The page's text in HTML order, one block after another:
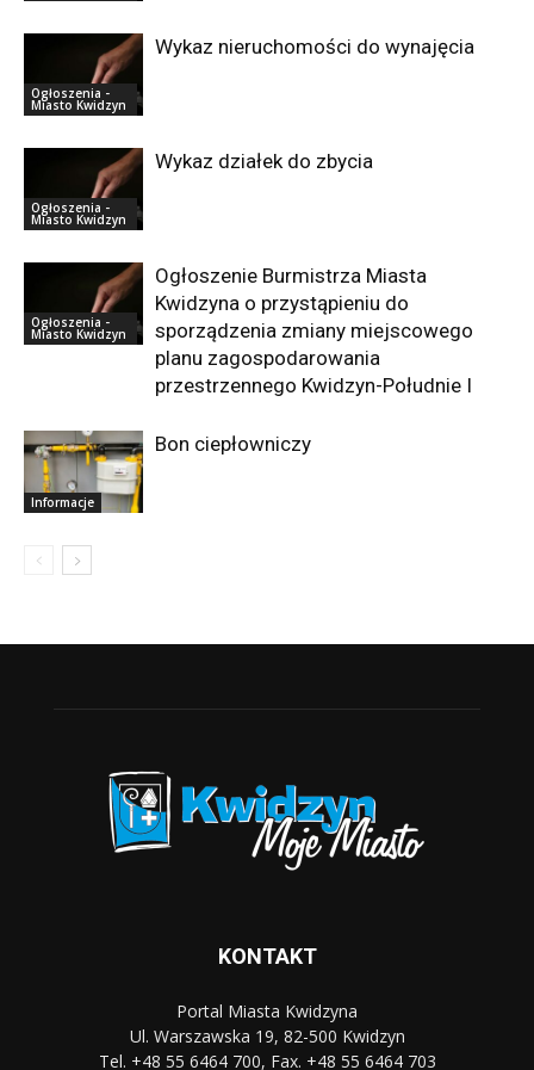
Ogłoszenia -
Miasto Kwidzyn
Wykaz nieruchomości do wynajęcia
Ogłoszenia -
Miasto Kwidzyn
Wykaz działek do zbycia
Ogłoszenia -
Miasto Kwidzyn
Ogłoszenie Burmistrza Miasta
Kwidzyna o przystąpieniu do
sporządzenia zmiany miejscowego
planu zagospodarowania
przestrzennego Kwidzyn-Południe I
Informacje
Bon ciepłowniczy
KONTAKT
Portal Miasta Kwidzyna
Ul. Warszawska 19, 82-500 Kwidzyn
Tel. +48 55 6464 700, Fax. +48 55 6464 703